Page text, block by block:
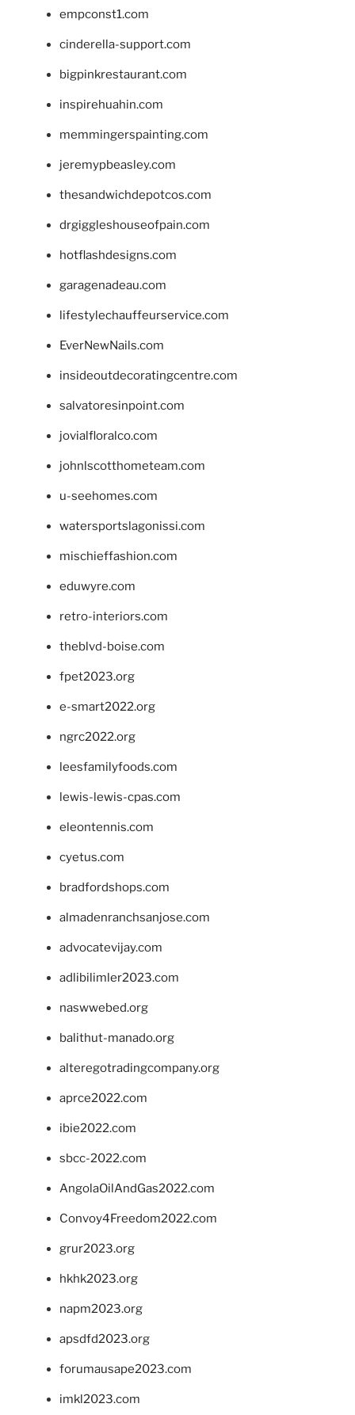
empconst1.com
cinderella-support.com
bigpinkrestaurant.com
inspirehuahin.com
memmingerspainting.com
jeremypbeasley.com
thesandwichdepotcos.com
drgiggleshouseofpain.com
hotflashdesigns.com
garagenadeau.com
lifestylechauffeurservice.com
EverNewNails.com
insideoutdecoratingcentre.com
salvatoresinpoint.com
jovialfloralco.com
johnlscotthometeam.com
u-seehomes.com
watersportslagonissi.com
mischieffashion.com
eduwyre.com
retro-interiors.com
theblvd-boise.com
fpet2023.org
e-smart2022.org
ngrc2022.org
leesfamilyfoods.com
lewis-lewis-cpas.com
eleontennis.com
cyetus.com
bradfordshops.com
almadenranchsanjose.com
advocatevijay.com
adlibilimler2023.com
naswwebed.org
balithut-manado.org
alteregotradingcompany.org
aprce2022.com
ibie2022.com
sbcc-2022.com
AngolaOilAndGas2022.com
Convoy4Freedom2022.com
grur2023.org
hkhk2023.org
napm2023.org
apsdfd2023.org
forumausape2023.com
imkl2023.com